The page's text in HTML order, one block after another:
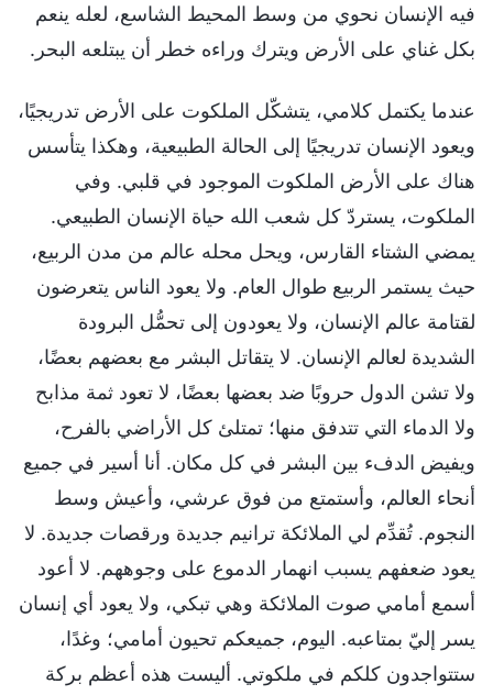
فيه الإنسان نحوي من وسط المحيط الشاسع، لعله ينعم
بكل غناي على الأرض ويترك وراءه خطر أن يبتلعه البحر.
عندما يكتمل كلامي، يتشكّل الملكوت على الأرض تدريجيًا،
ويعود الإنسان تدريجيًا إلى الحالة الطبيعية، وهكذا يتأسس
هناك على الأرض الملكوت الموجود في قلبي. وفي
الملكوت، يستردّ كل شعب الله حياة الإنسان الطبيعي.
يمضي الشتاء القارس، ويحل محله عالم من مدن الربيع،
حيث يستمر الربيع طوال العام. ولا يعود الناس يتعرضون
لقتامة عالم الإنسان، ولا يعودون إلى تحمُّل البرودة
الشديدة لعالم الإنسان. لا يتقاتل البشر مع بعضهم بعضًا،
ولا تشن الدول حروبًا ضد بعضها بعضًا، لا تعود ثمة مذابح
ولا الدماء التي تتدفق منها؛ تمتلئ كل الأراضي بالفرح،
ويفيض الدفء بين البشر في كل مكان. أنا أسير في جميع
أنحاء العالم، وأستمتع من فوق عرشي، وأعيش وسط
النجوم. تُقدِّم لي الملائكة ترانيم جديدة ورقصات جديدة. لا
يعود ضعفهم يسبب انهمار الدموع على وجوههم. لا أعود
أسمع أمامي صوت الملائكة وهي تبكي، ولا يعود أي إنسان
يسر إليّ بمتاعبه. اليوم، جميعكم تحيون أمامي؛ وغدًا،
ستتواجدون كلكم في ملكوتي. أليست هذه أعظم بركة